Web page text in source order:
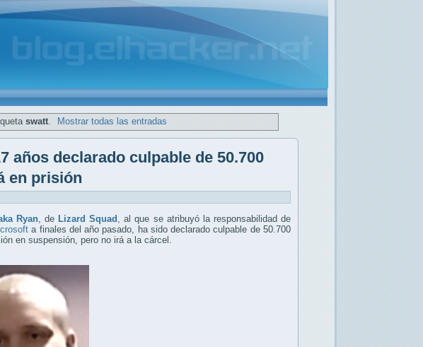
swatt. Mostrar todas las entradas
años declarado culpable de 50.700
en prisión
Ryan, de Lizard Squad , al que se atribuyó la responsabilidad de
a finales del año pasado, ha sido declarado culpable de 50.700
en suspensión, pero no irá a la cárcel.